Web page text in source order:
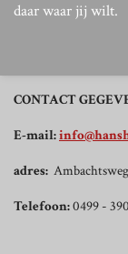
daar waar jij wilt.
CONTACT
E-mail:
adres:
Telefoon:0499 -